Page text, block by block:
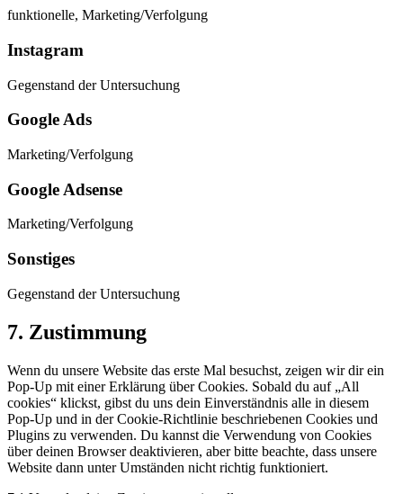
funktionelle, Marketing/Verfolgung
Instagram
Gegenstand der Untersuchung
Google Ads
Marketing/Verfolgung
Google Adsense
Marketing/Verfolgung
Sonstiges
Gegenstand der Untersuchung
7. Zustimmung
Wenn du unsere Website das erste Mal besuchst, zeigen wir dir ein
Pop-Up mit einer Erklärung über Cookies. Sobald du auf „All
cookies“ klickst, gibst du uns dein Einverständnis alle in diesem
Pop-Up und in der Cookie-Richtlinie beschriebenen Cookies und
Plugins zu verwenden. Du kannst die Verwendung von Cookies
über deinen Browser deaktivieren, aber bitte beachte, dass unsere
Website dann unter Umständen nicht richtig funktioniert.